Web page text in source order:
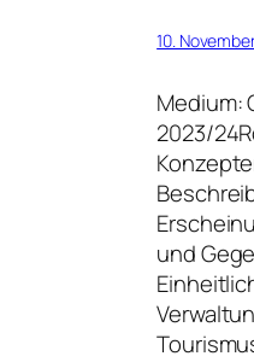
10.
Medium:
2023/
und